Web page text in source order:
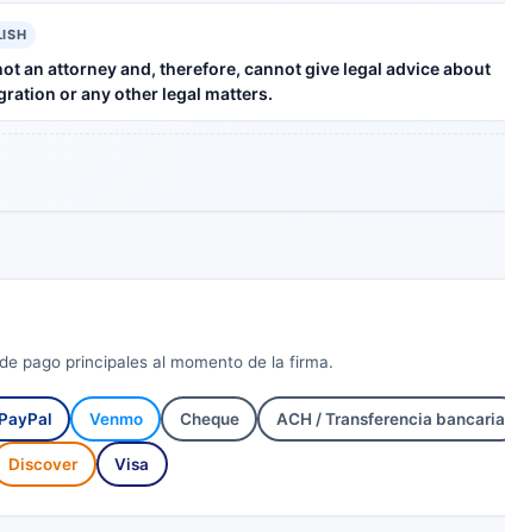
an attorney and, therefore, cannot give legal advice about
or any other legal matters.
pago principales al momento de la firma.
PayPal Venmo Cheque ACH / Transferencia bancaria
Discover Visa